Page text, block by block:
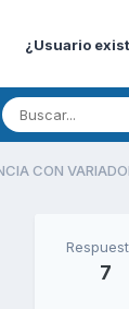
¿Usuario
CON
7